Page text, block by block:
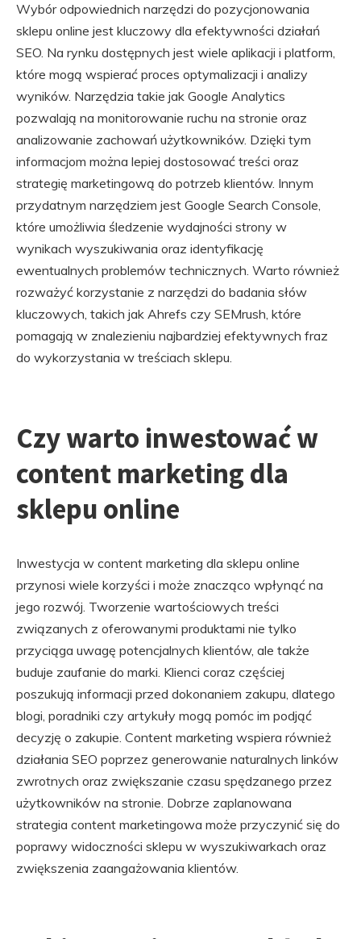
Wybór odpowiednich narzędzi do pozycjonowania
sklepu online jest kluczowy dla efektywności działań
SEO. Na rynku dostępnych jest wiele aplikacji i platform,
które mogą wspierać proces optymalizacji i analizy
wyników. Narzędzia takie jak Google Analytics
pozwalają na monitorowanie ruchu na stronie oraz
analizowanie zachowań użytkowników. Dzięki tym
informacjom można lepiej dostosować treści oraz
strategię marketingową do potrzeb klientów. Innym
przydatnym narzędziem jest Google Search Console,
które umożliwia śledzenie wydajności strony w
wynikach wyszukiwania oraz identyfikację
ewentualnych problemów technicznych. Warto również
rozważyć korzystanie z narzędzi do badania słów
kluczowych, takich jak Ahrefs czy SEMrush, które
pomagają w znalezieniu najbardziej efektywnych fraz
do wykorzystania w treściach sklepu.
Czy warto inwestować w
content marketing dla
sklepu online
Inwestycja w content marketing dla sklepu online
przynosi wiele korzyści i może znacząco wpłynąć na
jego rozwój. Tworzenie wartościowych treści
związanych z oferowanymi produktami nie tylko
przyciąga uwagę potencjalnych klientów, ale także
buduje zaufanie do marki. Klienci coraz częściej
poszukują informacji przed dokonaniem zakupu, dlatego
blogi, poradniki czy artykuły mogą pomóc im podjąć
decyzję o zakupie. Content marketing wspiera również
działania SEO poprzez generowanie naturalnych linków
zwrotnych oraz zwiększanie czasu spędzanego przez
użytkowników na stronie. Dobrze zaplanowana
strategia content marketingowa może przyczynić się do
poprawy widoczności sklepu w wyszukiwarkach oraz
zwiększenia zaangażowania klientów.